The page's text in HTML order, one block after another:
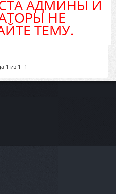
АДМИНЫ И
НЕ
ТЕМУ.
1 из 1 1